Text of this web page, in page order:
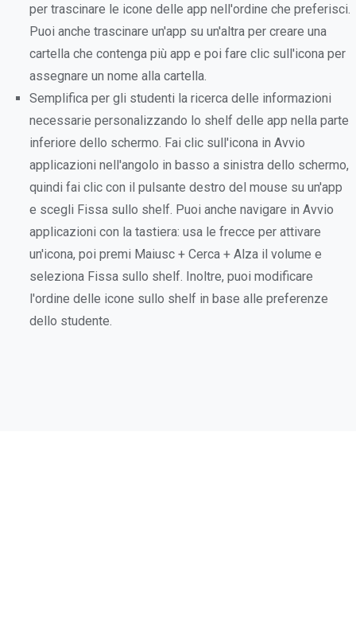
per trascinare le icone delle app nell'ordine che preferisci.
Puoi anche trascinare un'app su un'altra per creare una
cartella che contenga più app e poi fare clic sull'icona per
assegnare un nome alla cartella.
Semplifica per gli studenti la ricerca delle informazioni
necessarie personalizzando lo shelf delle app nella parte
inferiore dello schermo. Fai clic sull'icona in Avvio
applicazioni nell'angolo in basso a sinistra dello schermo,
quindi fai clic con il pulsante destro del mouse su un'app
e scegli Fissa sullo shelf. Puoi anche navigare in Avvio
applicazioni con la tastiera: usa le frecce per attivare
un'icona, poi premi Maiusc + Cerca + Alza il volume e
seleziona Fissa sullo shelf. Inoltre, puoi modificare
l'ordine delle icone sullo shelf in base alle preferenze
dello studente.